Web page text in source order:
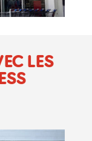
LES